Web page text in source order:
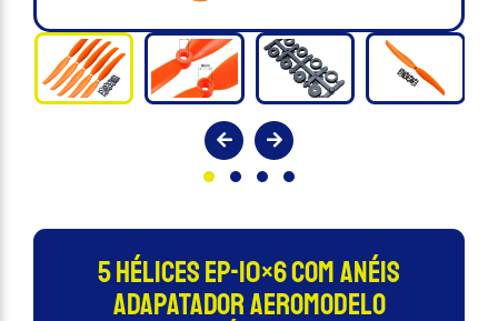
5 Hélices EP-10×6 com Anéis
adapatador Aeromodelo